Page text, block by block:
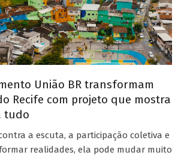
União BR transformam
Recife com projeto que mostra
tudo
a escuta, a participação coletiva e
realidades, ela pode mudar muito